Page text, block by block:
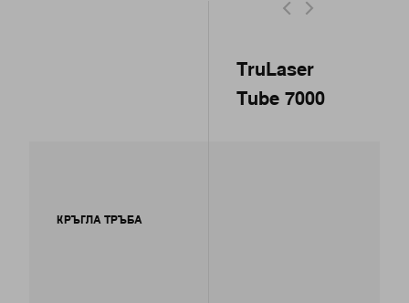
КРЪГЛА ТРЪБА
TruLaser
Tube 7000